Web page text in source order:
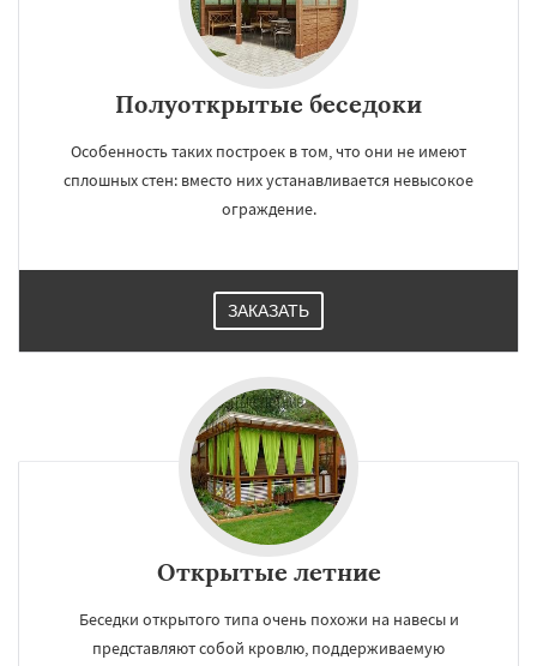
Полуоткрытые беседоки
Особенность таких построек в том, что они не имеют
сплошных стен: вместо них устанавливается невысокое
ограждение.
ЗАКАЗАТЬ
Открытые летние
Беседки открытого типа очень похожи на навесы и
представляют собой кровлю, поддерживаемую